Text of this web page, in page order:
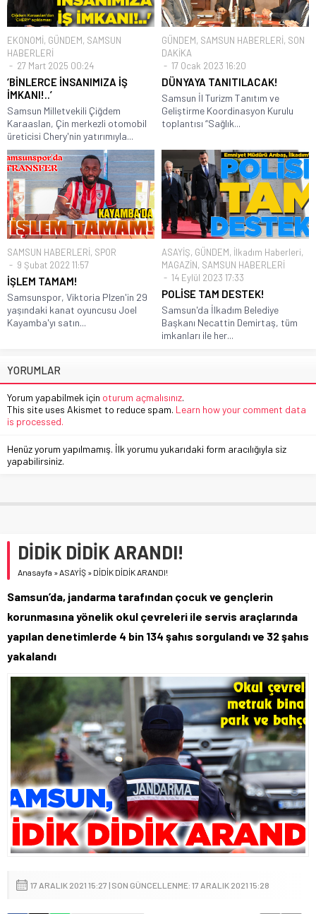
EKONOMİ, GÜNDEM, SAMSUN
HABERLERİ
27 Mart 2025 00:24
‘BİNLERCE İNSANIMIZA İŞ
İMKANI!..’
Samsun Milletvekili Çiğdem
Karaaslan, Çin merkezli otomobil
üreticisi Chery'nin yatırımıyla...
GÜNDEM, SAMSUN HABERLERİ, SON
DAKİKA
17 Ocak 2023 16:20
DÜNYAYA TANITILACAK!
Samsun İl Turizm Tanıtım ve
Geliştirme Koordinasyon Kurulu
toplantısı “Sağlık...
SAMSUN HABERLERİ, SPOR
9 Şubat 2022 11:57
İŞLEM TAMAM!
Samsunspor, Viktoria Plzen'in 29
yaşındaki kanat oyuncusu Joel
Kayamba'yı satın...
ASAYİŞ, GÜNDEM, İlkadım Haberleri,
MAGAZİN, SAMSUN HABERLERİ
14 Eylül 2023 17:33
POLİSE TAM DESTEK!
Samsun'da İlkadım Belediye
Başkanı Necattin Demirtaş, tüm
imkanları ile her...
YORUMLAR
Yorum yapabilmek için oturum açmalısınız.
This site uses Akismet to reduce spam. Learn how your comment data
is processed.
Henüz yorum yapılmamış. İlk yorumu yukarıdaki form aracılığıyla siz
yapabilirsiniz.
DİDİK DİDİK ARANDI!
Anasayfa » ASAYİŞ » DİDİK DİDİK ARANDI!
Samsun’da, jandarma tarafından çocuk ve gençlerin
korunmasına yönelik okul çevreleri ile servis araçlarında
yapılan denetimlerde 4 bin 134 şahıs sorgulandı ve 32 şahıs
yakalandı
17 ARALIK 2021 15:27 | SON GÜNCELLENME: 17 ARALIK 2021 15:28